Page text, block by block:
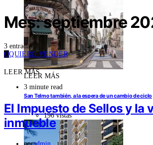
LEER MÁS
San Telmo también, a la espera de un cambio de ciclo
196 vistas
Mes:septiembre
3 entradas
QQUIERO VENDER
LEER MÁS
3 minute read
El Impuesto de Sellos y la
inmueble